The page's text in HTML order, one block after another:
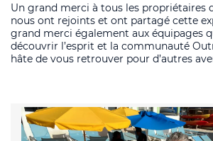
Un grand merci à tous les propriétaires
nous ont rejoints et ont partagé cette
grand merci également aux équipages
découvrir l’esprit et la communauté
hâte de vous retrouver pour d’autres